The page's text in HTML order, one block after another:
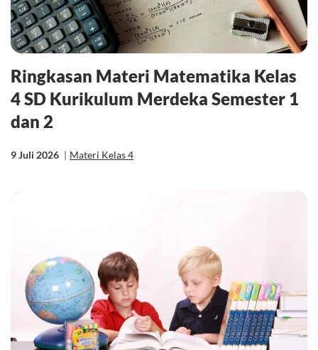
Ringkasan Materi Matematika Kelas
4 SD Kurikulum Merdeka Semester 1
dan 2
9 Juli 2026 | Materi Kelas 4